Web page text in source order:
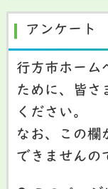
アンケート
行方市ホーム
ために、皆さ
ください。
なお、この欄
できませんの